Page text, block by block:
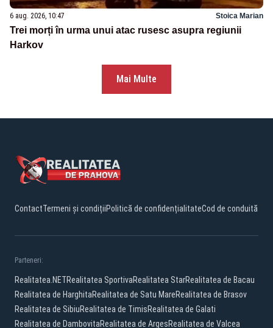
6 aug. 2026, 10:47 Stoica Marian
Trei morți în urma unui atac rusesc asupra regiunii
Harkov
Mai Multe
ContactTermeni și condițiiPolitică de confidențialitateCod de conduită
Parteneri:
Realitatea.NETRealitatea SportivaRealitatea StarRealitatea de Bacau
Realitatea de HarghitaRealitatea de Satu MareRealitatea de Brasov
Realitatea de SibiuRealitatea de TimisRealitatea de Galati
Realitatea de DambovitaRealitatea de ArgesRealitatea de Valcea